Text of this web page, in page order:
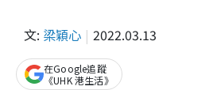
文: 梁穎心 2022.03.13
在Google追蹤
《UHK 港生活》